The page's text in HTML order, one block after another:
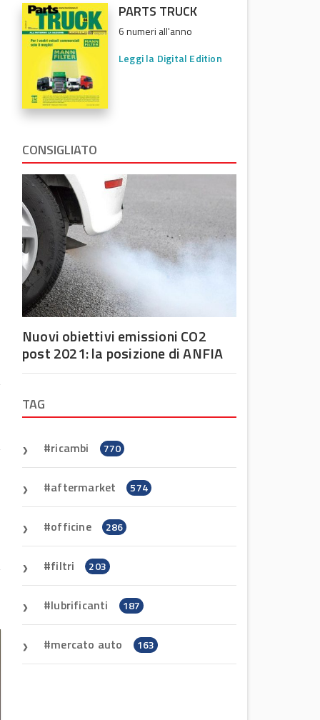
PARTS TRUCK
6 numeri all'anno
Leggi la Digital Edition
CONSIGLIATO
Nuovi obiettivi emissioni CO2
post 2021: la posizione di ANFIA
TAG
ricambi 770
aftermarket 574
officine 286
filtri 203
lubrificanti 187
mercato auto 163